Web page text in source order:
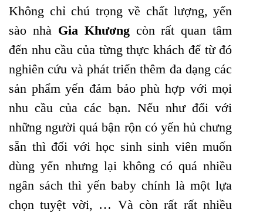
Không chỉ chú trọng về chất lượng, yến
sào nhà Gia Khươngcòn rất quan tâm
đến nhu cầu của từng thực khách để từ đó
nghiên cứu và phát triển thêm đa dạng các
sản phẩm yến đảm bảo phù hợp với mọi
nhu cầu của các bạn. Nếu như đối với
những người quá bận rộn có yến hủ chưng
sẵn thì đối với học sinh sinh viên muốn
dùng yến nhưng lại không có quá nhiều
ngân sách thì yến baby chính là một lựa
chọn tuyệt vời, … Và còn rất rất nhiều